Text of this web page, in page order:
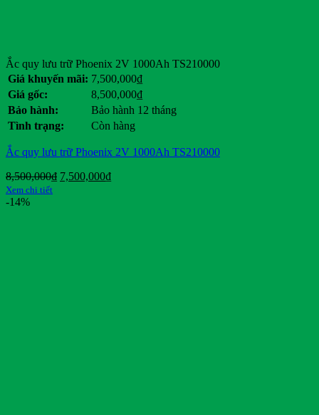
Ắc quy lưu trữ Phoenix 2V 1000Ah TS210000
Giá khuyến mãi: 7,500,000₫
Giá gốc:
8,500,000₫
Bảo hành:
Bảo hành 12 tháng
Tình trạng:
Còn hàng
Ắc quy lưu trữ Phoenix 2V 1000Ah TS210000
8,500,000₫ Giá
7,500,000₫Giá
Xem chi tiết
-14%